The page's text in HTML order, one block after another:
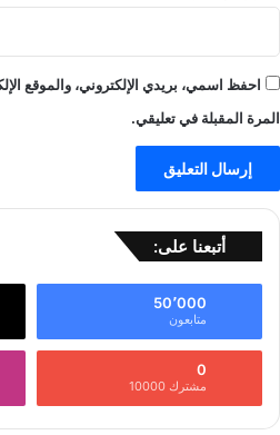
احفظ اسمي، بريدي الإلكتروني، والموقع
المرة المقبلة في تعليقي.
أتبعنا على:
50٬000
متابعون
0
مشترك 10000